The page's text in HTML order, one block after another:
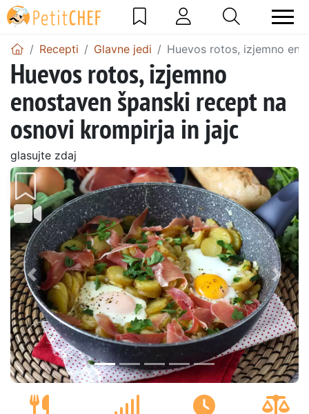
Recepti Glavne jedi Huevos rotos, izjemno
Huevos rotos, izjemno
enostaven španski recept na
osnovi krompirja in jajc
glasujte zdaj
Prejšnji